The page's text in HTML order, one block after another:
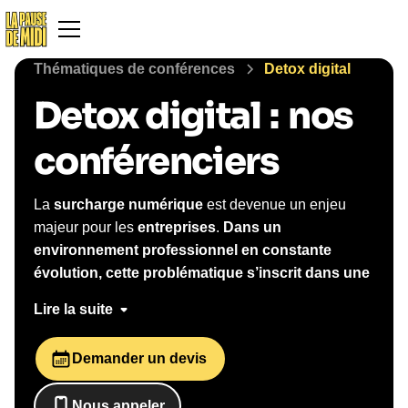
Thématiques de conférences Detox digital
Detox digital : nos
conférenciers
La surcharge numériqueest devenue un enjeu
majeur pour les entreprises. Dans un
environnement professionnel en constante
évolution, cette problématique s’inscrit dans une
réseaux sociaux
collaborateurs sont constamment sollicités, ce qui
peut nuire à laconcentration
aubien-être.La sécurité, la sécurité au travail et
Lire la suite
Demander un devis